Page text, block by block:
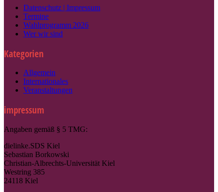
Datenschutz | Impressum
Termine
Wahlprogramm 2026
Wer wir sind
Kategorien
Allgemein
Internationales
Veranstaltungen
impressum
Angaben gemäß § 5 TMG:
dielinke.SDS Kiel
Sebastian Borkowski
Christian-Albrechts-Universität Kiel
Westring 385
24118 Kiel